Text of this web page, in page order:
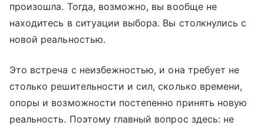
произошла. Тогда, возможно, вы вообще не
находитесь в ситуации выбора. Вы столкнулись с
новой реальностью.
Это встреча с неизбежностью, и она требует не
столько решительности и сил, сколько времени,
опоры и возможности постепенно принять новую
реальность. Поэтому главный вопрос здесь: не